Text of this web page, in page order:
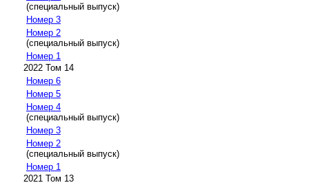
(специальный выпуск)
Номер 3
Номер 2
(специальный выпуск)
Номер 1
2022 Том 14
Номер 6
Номер 5
Номер 4
(специальный выпуск)
Номер 3
Номер 2
(специальный выпуск)
Номер 1
2021 Том 13